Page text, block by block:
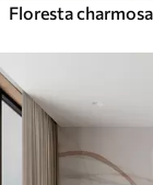
Floresta charmosa